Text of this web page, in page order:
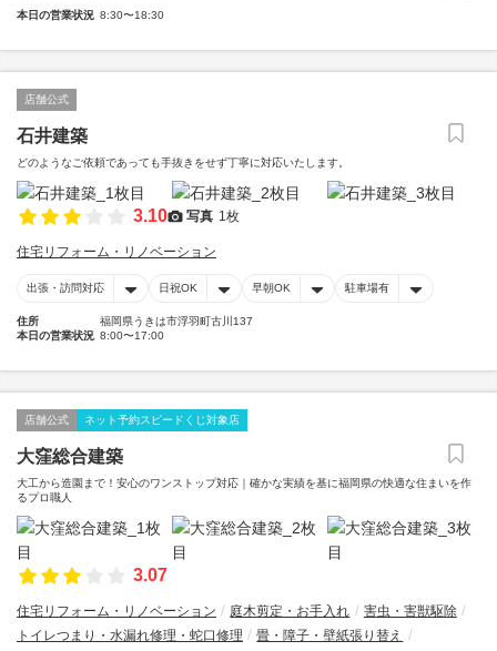
本日の営業状況 8:30〜18:30
店舗公式
石井建築
どのようなご依頼であっても手抜きをせず丁寧に対応いたします。
3.10 写真 1枚
住宅リフォーム・リノベーション
出張・訪問対応 日祝OK 早朝OK 駐車場有
住所
福岡県うきは市浮羽町古川137
本日の営業状況 8:00〜17:00
店舗公式 ネット予約スピードくじ対象店
大窪総合建築
大工から造園まで！安心のワンストップ対応｜確かな実績を基に福岡県の快適な住まいを作
るプロ職人
3.07
住宅リフォーム・リノベーション 庭木剪定・お手入れ
害虫・害獣駆除
トイレつまり・水漏れ修理・蛇口修理
畳・障子・壁紙張り替え